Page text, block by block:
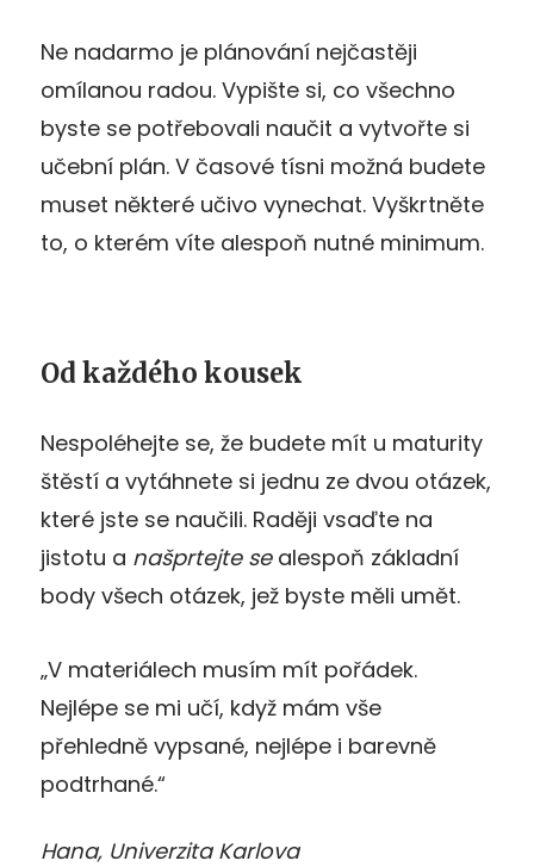
Ne nadarmo je plánování nejčastěji
omílanou radou. Vypište si, co všechno
byste se potřebovali naučit a vytvořte si
učební plán. V časové tísni možná budete
muset některé učivo vynechat. Vyškrtněte
to, o kterém víte alespoň nutné minimum.
Od každého kousek
Nespoléhejte se, že budete mít u maturity
štěstí a vytáhnete si jednu ze dvou otázek,
které jste se naučili. Raději vsaďte na
jistotu a našprtejte sealespoň základní
body všech otázek, jež byste měli umět.
„V materiálech musím mít pořádek.
Nejlépe se mi učí, když mám vše
přehledně vypsané, nejlépe i barevně
podtrhané.“
Hana, Univerzita Karlova